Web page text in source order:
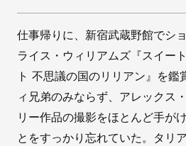
仕事帰りに、新宿武蔵野館でシ
ライス・ウィリアムズ『スイー
ト 不思議の国のリリアン』を鑑
ィ兄弟のみならず、アレックス
リー作品の撮影をほとんど手が
とをすっかり忘れていた。タリ